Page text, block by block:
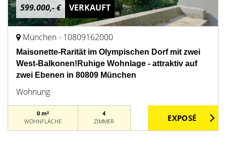
599.000,- € VERKAUFT
München - 10809162000
Maisonette-Rarität im Olympischen Dorf mit zwei
West-Balkonen!Ruhige Wohnlage - attraktiv auf
zwei Ebenen in 80809 München
Wohnung
0 m²
WOHNFLÄCHE
4
ZIMMER